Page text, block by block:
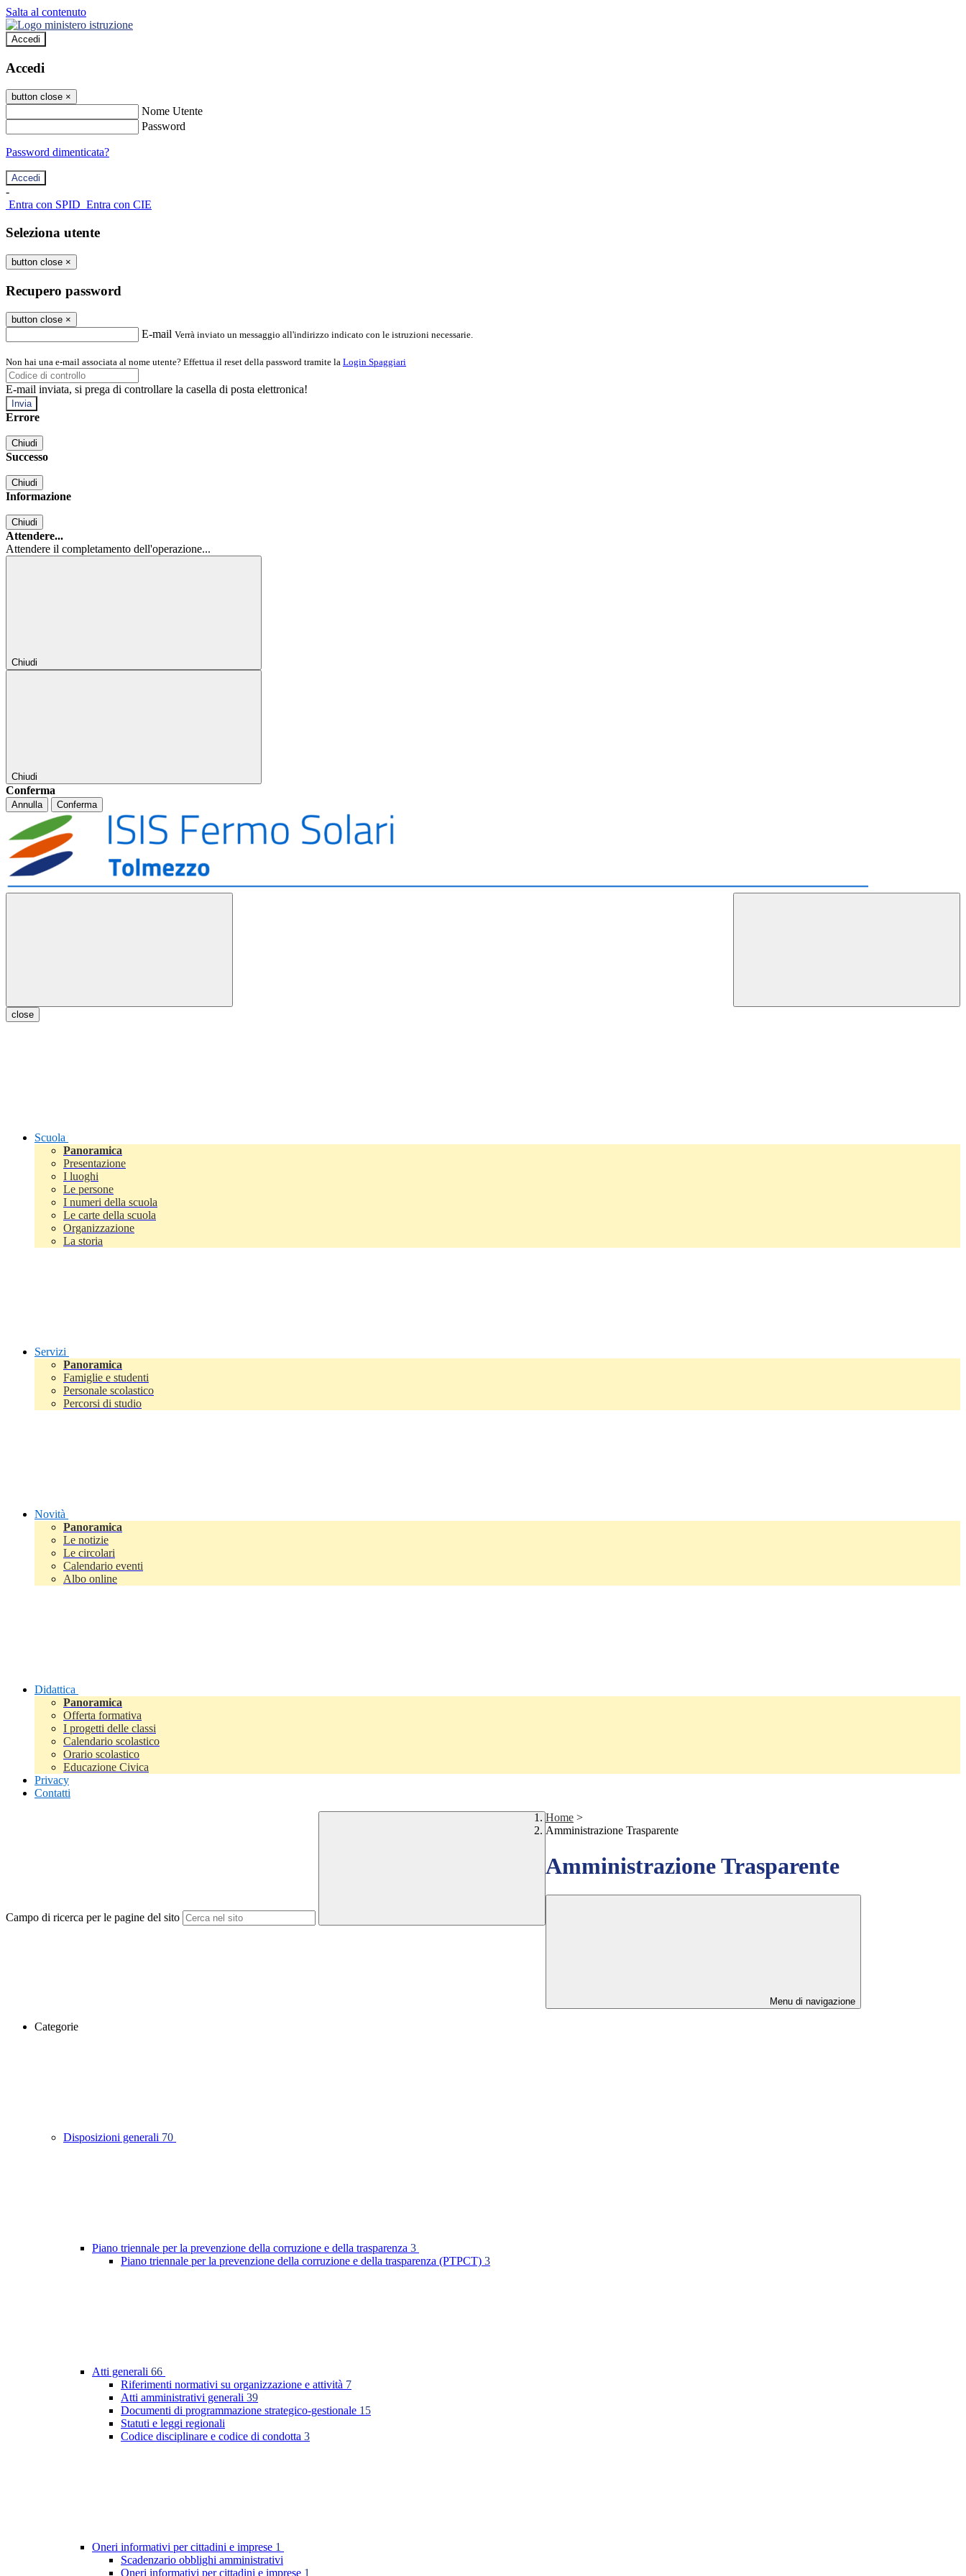
Salta al contenuto
Accedi
Accedi
button close ×
Nome Utente
Password
Password dimenticata?
-
Entra con SPID Entra con CIE
Seleziona utente
button close ×
Recupero password
button close ×
E-mail Verrà inviato un messaggio all'indirizzo indicato con le istruzioni necessarie.
Non hai una e-mail associata al nome utente? Effettua il reset della password tramite la Login Spaggiari
E-mail inviata, si prega di controllare la casella di posta elettronica!
Errore
Chiudi
Successo
Chiudi
Informazione
Chiudi
Attendere...
Attendere il completamento dell'operazione...
Chiudi
Chiudi
Conferma
Annulla Conferma
close
Scuola
Panoramica
Presentazione
I luoghi
Le persone
I numeri della scuola
Le carte della scuola
Organizzazione
La storia
Servizi
Panoramica
Famiglie e studenti
Personale scolastico
Percorsi di studio
Novità
Panoramica
Le notizie
Le circolari
Calendario eventi
Albo online
Didattica
Panoramica
Offerta formativa
I progetti delle classi
Calendario scolastico
Orario scolastico
Educazione Civica
Privacy
Contatti
Campo di ricerca per le pagine del sito
Home >
Amministrazione Trasparente
Amministrazione Trasparente
Menu di navigazione
Categorie
Disposizioni generali 70
Piano triennale per la prevenzione della corruzione e della trasparenza 3
Piano triennale per la prevenzione della corruzione e della trasparenza (PTPCT) 3
Atti generali 66
Riferimenti normativi su organizzazione e attività 7
Atti amministrativi generali 39
Documenti di programmazione strategico-gestionale 15
Statuti e leggi regionali
Codice disciplinare e codice di condotta 3
Oneri informativi per cittadini e imprese 1
Scadenzario obblighi amministrativi
Oneri informativi per cittadini e imprese 1